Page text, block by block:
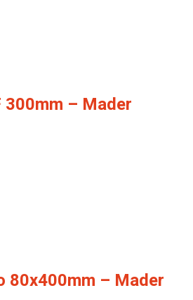
300mm – Mader
80x400mm – Mader